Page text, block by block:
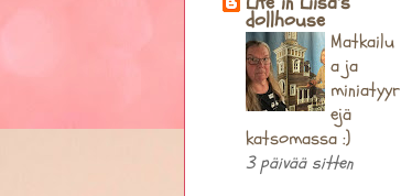
dollhouse
Matkailu
a ja
miniatyyr
ejä
katsomassa :)
3 päivää sitten